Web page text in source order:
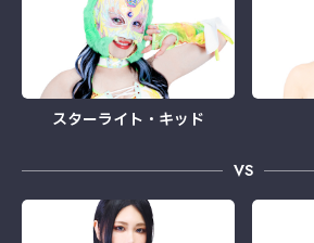
スターライト・キッド
VS